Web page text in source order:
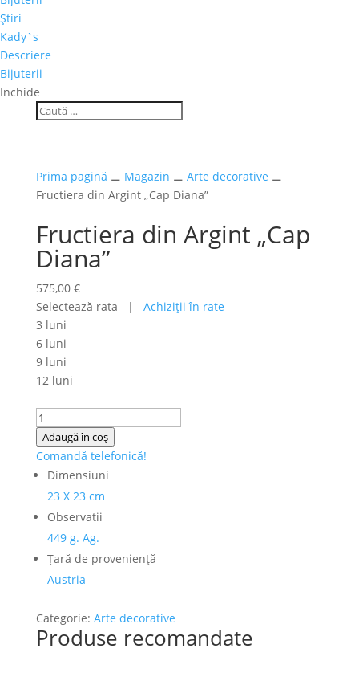
Ştiri
Kady`s
Descriere
Bijuterii
Inchide
Prima pagină ⚊ Magazin ⚊ Arte decorative ⚊
Fructiera din Argint „Cap Diana”
Fructiera din Argint „Cap
Diana”
575,00 €
Selectează rata | Achiziţii în rate
3 luni
6 luni
9 luni
12 luni
Cantitate
Fructiera
din
Argint
"Cap
Diana"
Adaugă în coș
Comandă telefonică!
Dimensiuni
23 X 23 cm
Observatii
449 g. Ag.
Ţară de provenienţă
Austria
Categorie: Arte decorative
Produse recomandate